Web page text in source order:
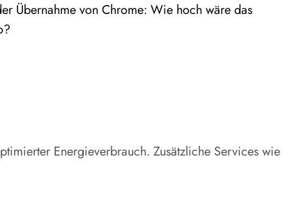
Übernahme von Chrome: Wie hoch wäre das
Energieverbrauch. Zusätzliche Services wie